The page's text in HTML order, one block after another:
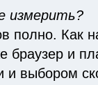
измерить?
полно. Как
браузер и
выбором